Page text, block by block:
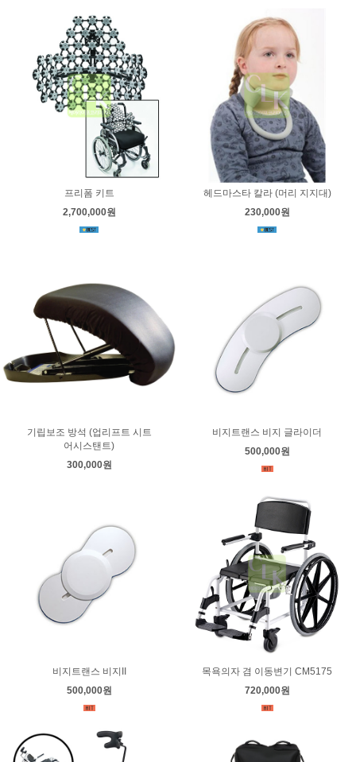
프리폼 키트
2,700,000원
헤드마스타 칼라 (머리 지지대)
230,000원
기립보조 방석 (업리프트 시트
어시스탠트)
300,000원
비지트랜스 비지 글라이더
500,000원
비지트랜스 비지II
500,000원
목욕의자 겸 이동변기 CM5175
720,000원